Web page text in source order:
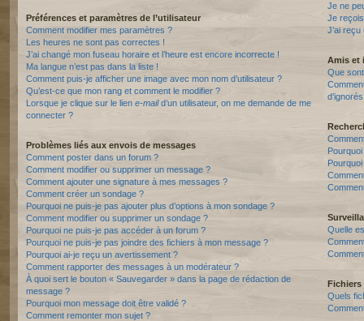
Préférences et paramètres de l’utilisateur
Comment modifier mes paramètres ?
Les heures ne sont pas correctes !
J’ai changé mon fuseau horaire et l’heure est encore incorrecte !
Ma langue n’est pas dans la liste !
Comment puis-je afficher une image avec mon nom d’utilisateur ?
Qu’est-ce que mon rang et comment le modifier ?
Lorsque je clique sur le lien e-maild’un utilisateur, on me demande de me
connecter ?
Problèmes liés aux envois de messages
Comment poster dans un forum ?
Comment modifier ou supprimer un message ?
Comment ajouter une signature à mes messages ?
Comment créer un sondage ?
Pourquoi ne puis-je pas ajouter plus d’options à mon sondage ?
Comment modifier ou supprimer un sondage ?
Pourquoi ne puis-je pas accéder à un forum ?
Pourquoi ne puis-je pas joindre des fichiers à mon message ?
Pourquoi ai-je reçu un avertissement ?
Comment rapporter des messages à un modérateur ?
À quoi sert le bouton « Sauvegarder » dans la page de rédaction de
message ?
Pourquoi mon message doit être validé ?
Comment remonter mon sujet ?
Je ne
Je
J’ai
Amis et
Que
Quelle
Quels